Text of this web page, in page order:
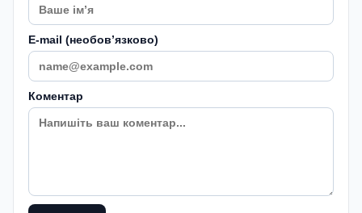
E-mail (необовʼязково)
Коментар